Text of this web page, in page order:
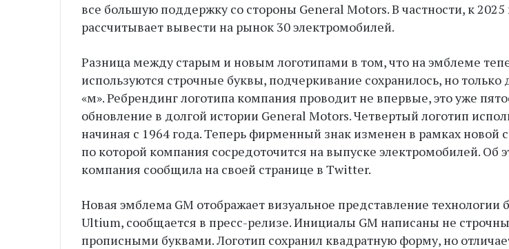
все большую поддержку со стороны General Motors. В частности, к 2025
рассчитывает вывести на рынок 30 электромобилей.
Разница между старым и новым логотипами в том, что на эмблеме
используются строчные буквы, подчеркивание сохранилось, но только
«м». Ребрендинг логотипа компания проводит не впервые, это уже
обновление в долгой истории General Motors. Четвертый логотип
начиная с 1964 года. Теперь фирменный знак изменен в рамках новой
по которой компания сосредоточится на выпуске электромобилей. Об
компания сообщила на своей странице в Twitter.
Новая эмблема GM отображает визуальное представление технологии
Ultium, сообщается в пресс-релизе. Инициалы GM написаны не
прописными буквами. Логотип сохранил квадратную форму, но